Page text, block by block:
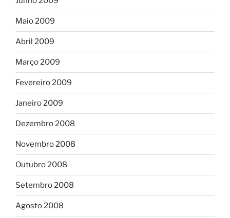
Maio 2009
Abril 2009
Março 2009
Fevereiro 2009
Janeiro 2009
Dezembro 2008
Novembro 2008
Outubro 2008
Setembro 2008
Agosto 2008